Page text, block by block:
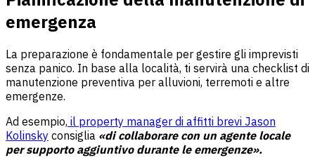
emergenza
La preparazione è fondamentale per gestire gli imprevisti
senza panico. In base alla località, ti servirà una checklist di
manutenzione preventiva per alluvioni, terremoti e altre
emergenze.
Ad esempio, il property manager di affitti brevi Jason
Kolinsky consiglia «di collaborare con un agente locale
per supporto aggiuntivo durante le emergenze».